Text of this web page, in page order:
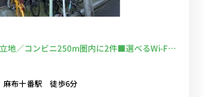
地／コンビニ250m圏内に2件■選べるWi-Fi
布十番駅 徒歩6分